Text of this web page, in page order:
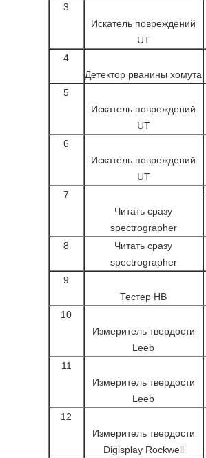
3
Искатель повреждений
UT
4
Детектор рванины хомута
5
Искатель повреждений
UT
6
Искатель повреждений
UT
7
Читать сразу
spectrographer
8
Читать сразу
spectrographer
9
Тестер HB
10
Измеритель твердости
Leeb
11
Измеритель твердости
Leeb
12
Измеритель твердости
Digisplay Rockwell